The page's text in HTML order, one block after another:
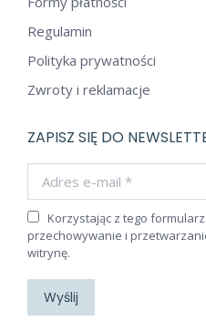
Regulamin
Polityka prywatności
Zwroty i reklamacje
ZAPISZ SIĘ DO
Korzystając z tego
przechowywanie i
witrynę.
Wyślij